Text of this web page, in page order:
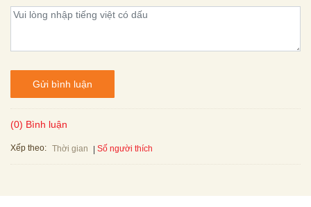
Gửi bình luận
(0) Bình luận
Xếp theo: Thời gian Số người thích